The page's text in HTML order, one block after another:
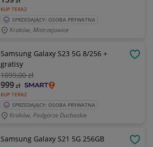
KUP TERAZ
SPRZEDAJĄCY: OSOBA PRYWATNA
Kraków, Mistrzejowice
Samsung Galaxy S23 5G 8/256 +
gratisy
1099,00 zł
KUP TERAZ
999zł
SPRZEDAJĄCY: OSOBA PRYWATNA
Kraków, Podgórze Duchackie
Samsung Galaxy S21 5G 256GB